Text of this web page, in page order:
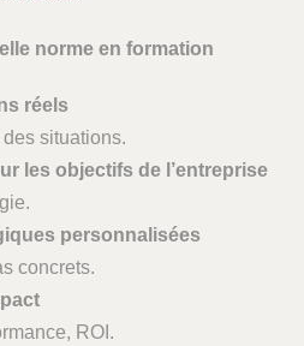
norme en formation
réels
situations.
les objectifs de l’entreprise
personnalisées
concrets.
ROI.